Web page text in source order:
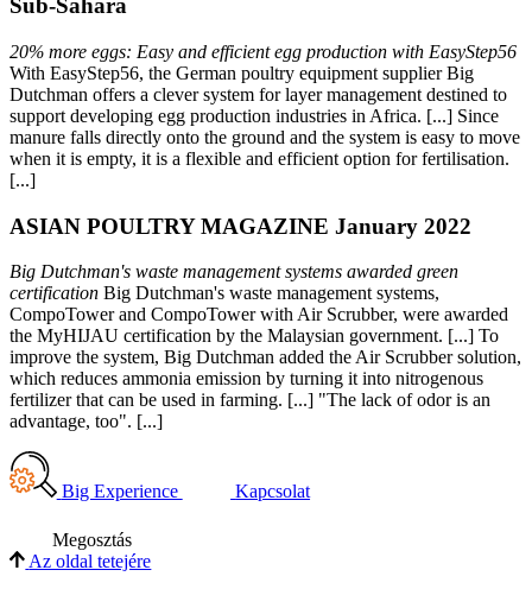
Sub-Sahara
20% more eggs: Easy and efficient egg production with EasyStep56
With EasyStep56, the German poultry equipment supplier Big
Dutchman offers a clever system for layer management destined to
support developing egg production industries in Africa. [...] Since
manure falls directly onto the ground and the system is easy to move
when it is empty, it is a flexible and efficient option for fertilisation.
[...]
ASIAN POULTRY MAGAZINE January 2022
Big Dutchman's waste management systems awarded green
certification Big Dutchman's waste management systems,
CompoTower and CompoTower with Air Scrubber, were awarded
the MyHIJAU certification by the Malaysian government. [...] To
improve the system, Big Dutchman added the Air Scrubber solution,
which reduces ammonia emission by turning it into nitrogenous
fertilizer that can be used in farming. [...] "The lack of odor is an
advantage, too". [...]
Big Experience Kapcsolat
Megosztás
Az oldal tetejére